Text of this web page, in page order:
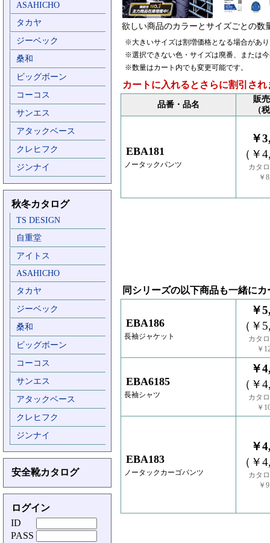
ASAHICHO
タカヤ
ジーベック
桑和
ビッグボーン
コーコス
サンエス
アタックベース
クレヒフク
ジンナイ
秋冬カタログ
TS DESIGN
自重堂
アイトス
ASAHICHO
タカヤ
ジーベック
桑和
ビッグボーン
コーコス
サンエス
アタックベース
クレヒフク
ジンナイ
安全靴カタログ
ログイン
ID
PASS
欲しい商品のカラーとサイズごとの数
※大きいサイズは割増価格となる場合があ
※選択できない色・サイズは廃番、または
※数量はカート内でも変更可能です。
カートに入れるとさらに割引され
品番・品名
販
（
EBA181
ノータックパンツ
￥
（￥
カタ
￥
同シリーズの以下商品も一緒に
EBA186
長袖ジャケット
￥
（￥
カタ
￥
EBA6185
長袖シャツ
￥
（￥
カタ
￥
EBA183
ノータックカーゴパンツ
￥
（￥
カタ
￥